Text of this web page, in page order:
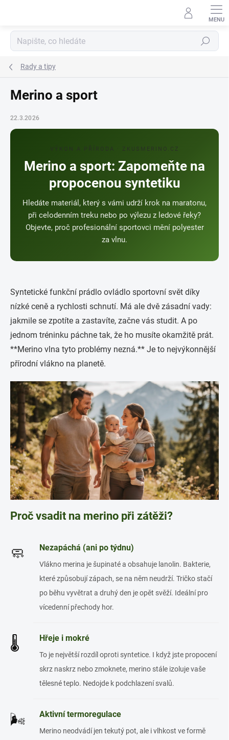
Hledat
Rady a tipy
Merino a sport
22.3.2026
VÝKON A PŘÍRODA · ZKUSMERINO.CZ
Merino a sport: Zapomeňte na
propocenou syntetiku
Hledáte materiál, který s vámi udrží krok na maratonu,
při celodenním treku nebo po výlezu z ledové řeky?
Objevte, proč profesionální sportovci mění polyester
za vlnu.
Syntetické funkční prádlo ovládlo sportovní svět díky
nízké ceně a rychlosti schnutí. Má ale dvě zásadní vady:
jakmile se zpotíte a zastavíte, začne vás studit. A po
jednom tréninku páchne tak, že ho musíte okamžitě prát.
**Merino vlna tyto problémy nezná.** Je to nejvýkonnější
přírodní vlákno na planetě.
Proč vsadit na merino při zátěži?
🧼 Nezapáchá (ani po týdnu)
Vlákno merina je šupinaté a obsahuje lanolin. Bakterie,
které způsobují zápach, se na něm neudrží. Tričko stačí
po běhu vyvětrat a druhý den je opět svěží. Ideální pro
vícedenní přechody hor.
🌡️ Hřeje i mokré
To je největší rozdíl oproti syntetice. I když jste propocení
skrz naskrz nebo zmoknete, merino stále izoluje vaše
tělesné teplo. Nedojde k podchlazení svalů.
🌬️ Aktivní termoregulace
Merino neodvádí jen tekutý pot, ale i vlhkost ve formě